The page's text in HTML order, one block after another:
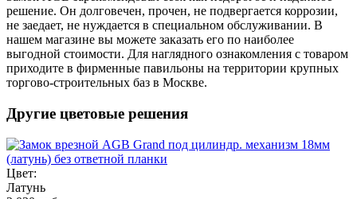
решение. Он долговечен, прочен, не подвергается коррозии,
не заедает, не нуждается в специальном обслуживании. В
нашем магазине вы можете заказать его по наиболее
выгодной стоимости. Для наглядного ознакомления с товаром
приходите в фирменные павильоны на территории крупных
торгово-строительных баз в Москве.
Другие цветовые решения
Цвет:
Латунь